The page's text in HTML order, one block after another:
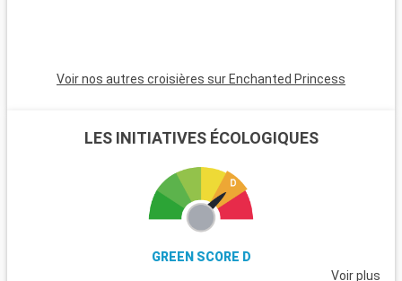
Voir nos autres croisières sur Enchanted Princess
LES INITIATIVES ÉCOLOGIQUES
GREEN SCORE D
Voir plus